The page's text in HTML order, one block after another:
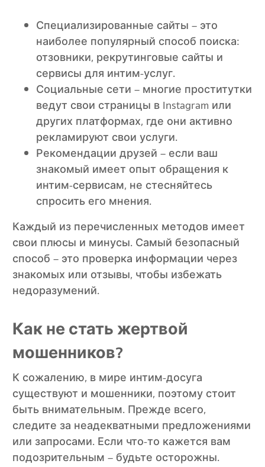
Специализированные сайты – это
наиболее популярный способ поиска:
отзовники, рекрутинговые сайты и
сервисы для интим-услуг.
Социальные сети – многие проститутки
ведут свои страницы в Instagram или
других платформах, где они активно
рекламируют свои услуги.
Рекомендации друзей – если ваш
знакомый имеет опыт обращения к
интим-сервисам, не стесняйтесь
спросить его мнения.
Каждый из перечисленных методов имеет
свои плюсы и минусы. Самый безопасный
способ – это проверка информации через
знакомых или отзывы, чтобы избежать
недоразумений.
Как не стать жертвой
мошенников?
К сожалению, в мире интим-досуга
существуют и мошенники, поэтому стоит
быть внимательным. Прежде всего,
следите за неадекватными предложениями
или запросами. Если что-то кажется вам
подозрительным – будьте осторожны.